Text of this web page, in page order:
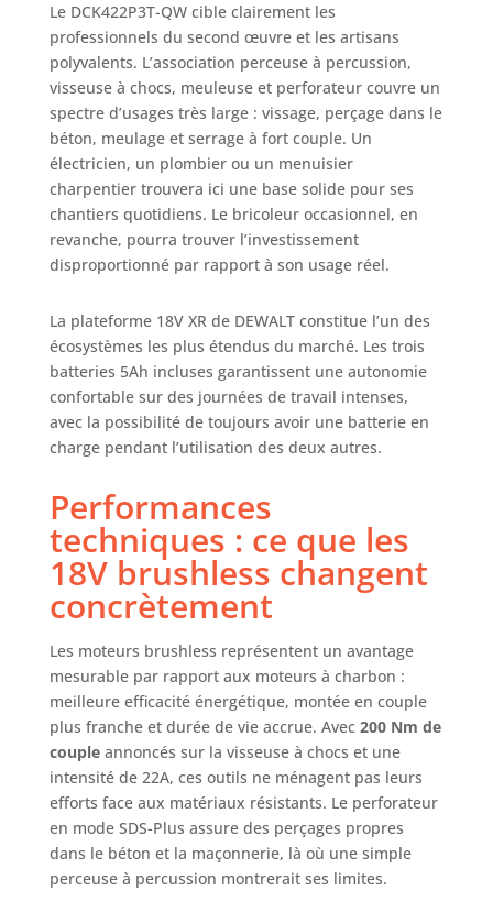
offrir des
performances et
une durabilité
supérieures, vous
assurant de
pouvoir relever les
tâches les plus
difficiles avec
confiance et
précision. CE KIT
CONTIENT : 1
Perceuse-Visseuse
compact DCD796,
1 Visseuse à chocs
DCF887, 1
Meuleuse 125mm
DCG405, 1
Perforateur SDS-
Plus DCH273, Livré
5Ah, 1 chargeur et
2 coffrets TSTAK,
Moteur Brushless
DESIGN
ERGONOMIQUE :
Un design
compact, léger et
ergonomique
assure un confort
et des
performances
améliorés
pendant les
périodes
d'utilisation
prolongées.
VISSEUSES À
Le DCK422P3T-QW cible clairement les
professionnels du second œuvre et les artisans
polyvalents. L’association perceuse à percussion,
visseuse à chocs, meuleuse et perforateur couvre un
spectre d’usages très large : vissage, perçage dans le
béton, meulage et serrage à fort couple. Un
électricien, un plombier ou un menuisier
charpentier trouvera ici une base solide pour ses
chantiers quotidiens. Le bricoleur occasionnel, en
revanche, pourra trouver l’investissement
disproportionné par rapport à son usage réel.
La plateforme 18V XR de DEWALT constitue l’un des
écosystèmes les plus étendus du marché. Les trois
batteries 5Ah incluses garantissent une autonomie
confortable sur des journées de travail intenses,
avec la possibilité de toujours avoir une batterie en
charge pendant l’utilisation des deux autres.
Performances
techniques : ce que les
18V brushless changent
concrètement
Les moteurs brushless représentent un avantage
mesurable par rapport aux moteurs à charbon :
meilleure efficacité énergétique, montée en couple
plus franche et durée de vie accrue. Avec 200 Nm de
coupleannoncés sur la visseuse à chocs et une
intensité de 22A, ces outils ne ménagent pas leurs
efforts face aux matériaux résistants. Le perforateur
en mode SDS-Plus assure des perçages propres
dans le béton et la maçonnerie, là où une simple
perceuse à percussion montrerait ses limites.